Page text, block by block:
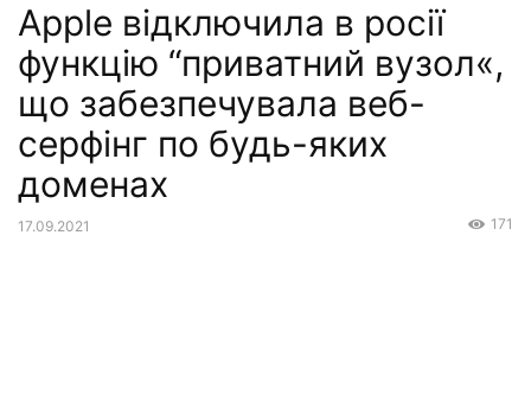
Apple відключила в росії
функцію “приватний вузол«,
що забезпечувала веб-
серфінг по будь-яких
доменах
17.09.2021 171